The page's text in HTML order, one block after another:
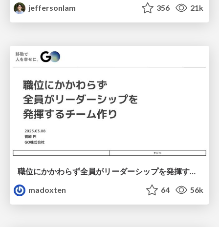
jeffersonlam
356 21k
madoxten
64 56k